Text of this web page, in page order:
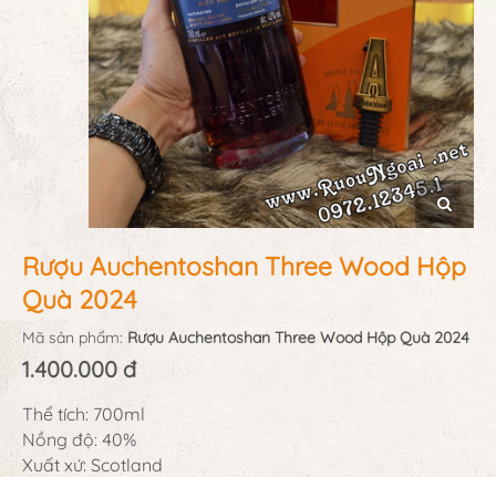
Rượu Auchentoshan Three Wood Hộp
Quà 2024
Mã sản phẩm: Rượu Auchentoshan Three Wood Hộp Quà 2024
1.400.000 đ
Thể tích: 700ml
Nồng độ: 40%
Xuất xứ: Scotland